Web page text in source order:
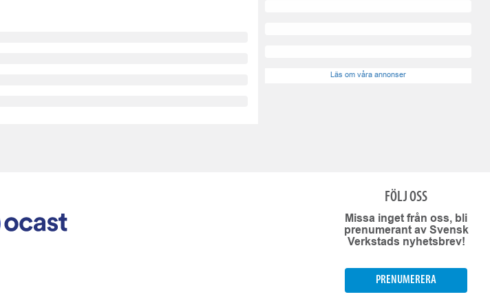
Läs om våra annonser
FÖLJ OSS
Missa inget från oss, bli
prenumerant av Svensk
Verkstads nyhetsbrev!
PRENUMERERA